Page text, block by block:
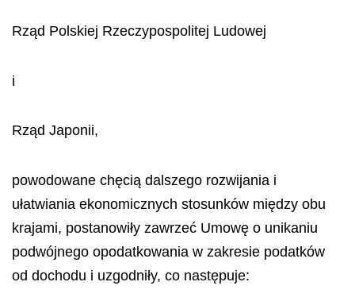
Rząd Polskiej Rzeczypospolitej Ludowej
i
Rząd Japonii,
powodowane chęcią dalszego rozwijania i
ułatwiania ekonomicznych stosunków między obu
krajami, postanowiły zawrzeć Umowę o unikaniu
podwójnego opodatkowania w zakresie podatków
od dochodu i uzgodniły, co następuje: